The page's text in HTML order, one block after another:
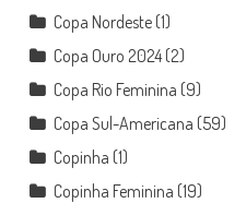
Copa Nordeste(1)
Copa Ouro 2024(2)
Copa Rio Feminina (9)
Copa Sul-Americana (59)
Copinha (1)
Copinha Feminina (19)